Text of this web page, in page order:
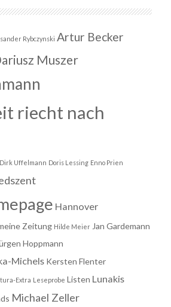
Rybczynski Artur Becker
Muszer
riecht nach
Dirk Uffelmann Doris Lessing Enno Prien
Hannover
Zeitung Hilde Meier Jan Gardemann
Hoppmann
Michels Kersten Flenter
Extra Leseprobe Listen Lunakis
Michael Zeller